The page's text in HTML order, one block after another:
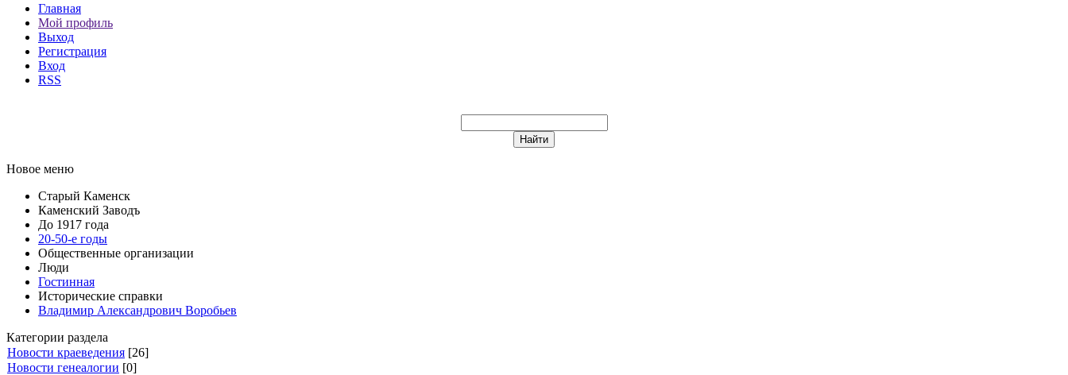
Главная
Мой профиль
Выход
Регистрация
Вход
RSS
Новое меню
Старый Каменск
Каменский Заводъ
До 1917 года
20-50-е годы
Общественные организации
Люди
Гостинная
Исторические справки
Владимир Александрович Воробьев
Категории раздела
Новости краеведения [26]
Новости генеалогии [0]